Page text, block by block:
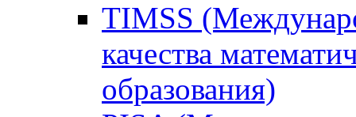
TIMSS
качества
образования)